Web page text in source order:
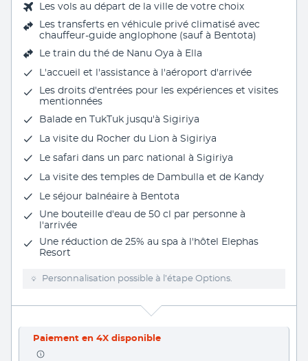
Les vols au départ de la ville de votre choix
Les transferts en véhicule privé climatisé avec
chauffeur-guide anglophone (sauf à Bentota)
Le train du thé de Nanu Oya à Ella
L'accueil et l'assistance à l'aéroport d'arrivée
Les droits d'entrées pour les expériences et visites
mentionnées
Balade en TukTuk jusqu'à Sigiriya
La visite du Rocher du Lion à Sigiriya
Le safari dans un parc national à Sigiriya
La visite des temples de Dambulla et de Kandy
Le séjour balnéaire à Bentota
Une bouteille d'eau de 50 cl par personne à
l'arrivée
Une réduction de 25% au spa à l'hôtel Elephas
Resort
Personnalisation possible à l’étape Options.
Paiement en 4X disponible